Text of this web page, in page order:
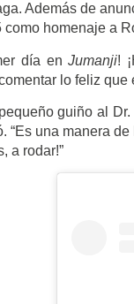
Además de
como homenaje a
día enJumanji!
lo feliz
guiño al
“Es una manera
a rodar!”